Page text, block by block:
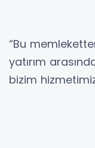
“Bu
yatırım
bizim